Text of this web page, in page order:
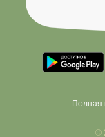
Полная
©